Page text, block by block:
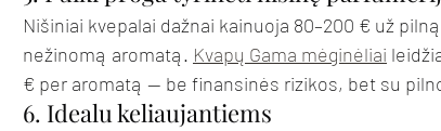
Nišiniai kvepalai dažnai kainuoja 80–200 € už
nežinomą aromatą. Kvapų Gama mėginėliai
€ per aromatą — be finansinės rizikos, bet su
6. Idealu keliaujantiems